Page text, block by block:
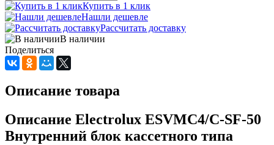
Купить в 1 клик
Нашли дешевле
Рассчитать доставку
В наличии
Поделиться
Описание товара
Описание Electrolux ESVMC4/С-SF-50
Внутренний блок кассетного типа